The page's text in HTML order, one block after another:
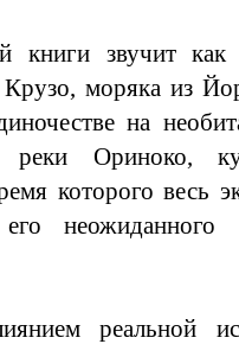
книги звучит
моряка из
на
реки Ориноко,
которого весь
неожиданного
реальной